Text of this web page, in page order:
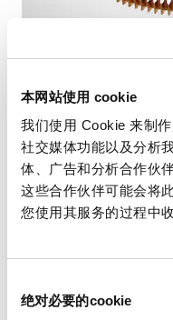
本网站使用 cookie
我们使用 Cookie 来制
社交媒体功能以及分析
体、广告和分析合作伙
这些合作伙伴可能会将
您使用其服务的过程中
绝对必要的cookie
陀飛輪
由阿伯拉罕-路易．寶
Breguet）先生於
償重力對調節機構產
和擺輪置於一個活動框
Maison 最具標誌性的